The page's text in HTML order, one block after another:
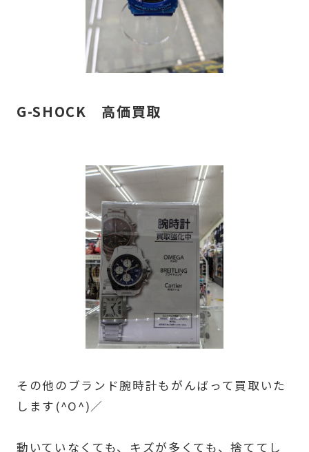
G-SHOCK 高価買取
その他のブランド腕時計もがんばって買取いた
します(^O^)／
動いていなくても、キズが多くても、捨ててし